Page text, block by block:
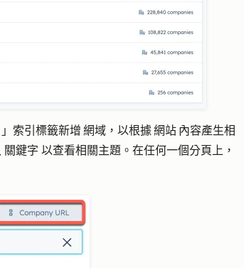
」索引標籤新增 網域，以根據 網站 內容產生相
關鍵字 以查看相關主題。在任何一個分頁上，